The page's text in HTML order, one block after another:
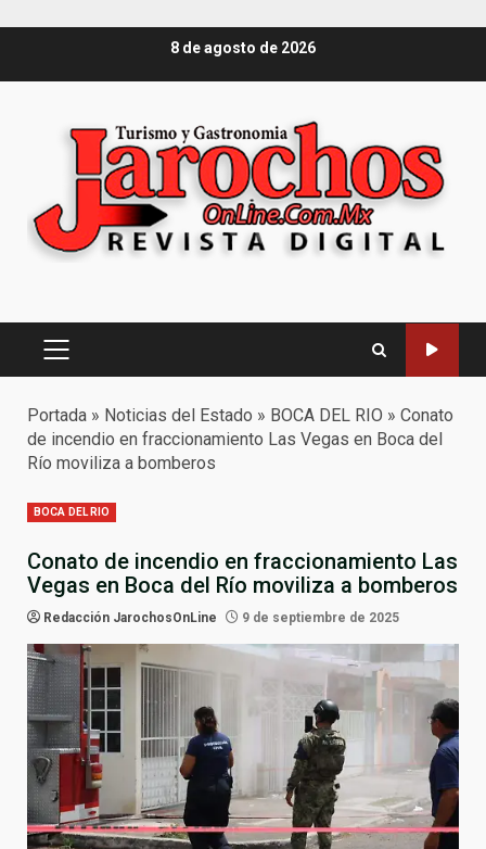
contenido
8 de agosto de 2026
Menú
principal
Portada » Noticias del Estado » BOCA DEL RIO » Conato
de incendio en fraccionamiento Las Vegas en Boca del
Río moviliza a bomberos
BOCA DEL RIO
Conato de incendio en fraccionamiento Las
Vegas en Boca del Río moviliza a bomberos
Redacción JarochosOnLine 9 de septiembre de 2025